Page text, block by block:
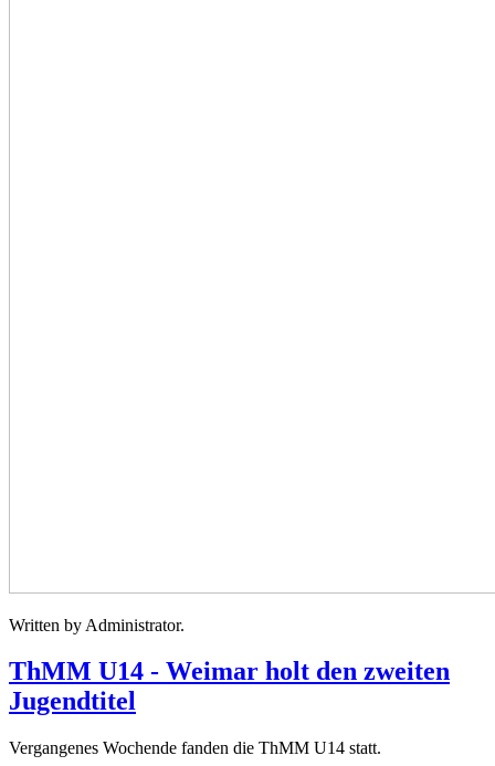
Written by Administrator.
ThMM U14 - Weimar holt den zweiten
Jugendtitel
Vergangenes Wochende fanden die ThMM U14 statt.